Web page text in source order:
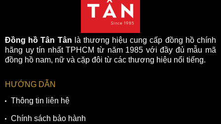
Đồng hồ Tân Tân là thương hiệu cung cấp đồng hồ chính
hãng uy tín nhất TPHCM từ năm 1985 với đầy đủ mẫu mã
đồng hồ nam, nữ và cặp đôi từ các thương hiệu nổi tiếng.
HƯỚNG DẪN
Thông tin liên hệ
Chính sách bảo hành